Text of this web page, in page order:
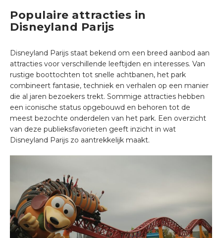
Populaire attracties in
Disneyland Parijs
Disneyland Parijs staat bekend om een breed aanbod aan
attracties voor verschillende leeftijden en interesses. Van
rustige boottochten tot snelle achtbanen, het park
combineert fantasie, techniek en verhalen op een manier
die al jaren bezoekers trekt. Sommige attracties hebben
een iconische status opgebouwd en behoren tot de
meest bezochte onderdelen van het park. Een overzicht
van deze publieksfavorieten geeft inzicht in wat
Disneyland Parijs zo aantrekkelijk maakt.